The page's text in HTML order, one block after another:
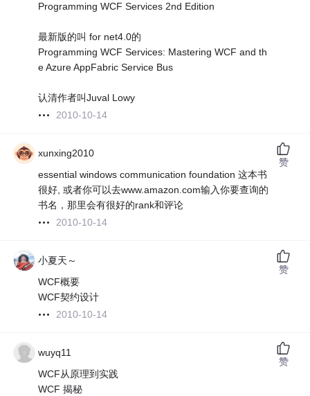
Programming WCF Services 2nd Edition
最新版的叫 for net4.0的
Programming WCF Services: Mastering WCF and th
e Azure AppFabric Service Bus
认清作者叫Juval Lowy
2010-10-14
xunxing2010
essential windows communication foundation 这本书
很好, 或者你可以去www.amazon.com输入你要查询的
书名，那里会有很好的rank和评论
2010-10-14
赞
小夏天～
WCF概要
WCF契约设计
2010-10-14
赞
wuyq11
WCF从原理到实践
WCF 揭秘
赞